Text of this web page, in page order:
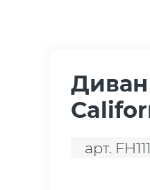
арт.